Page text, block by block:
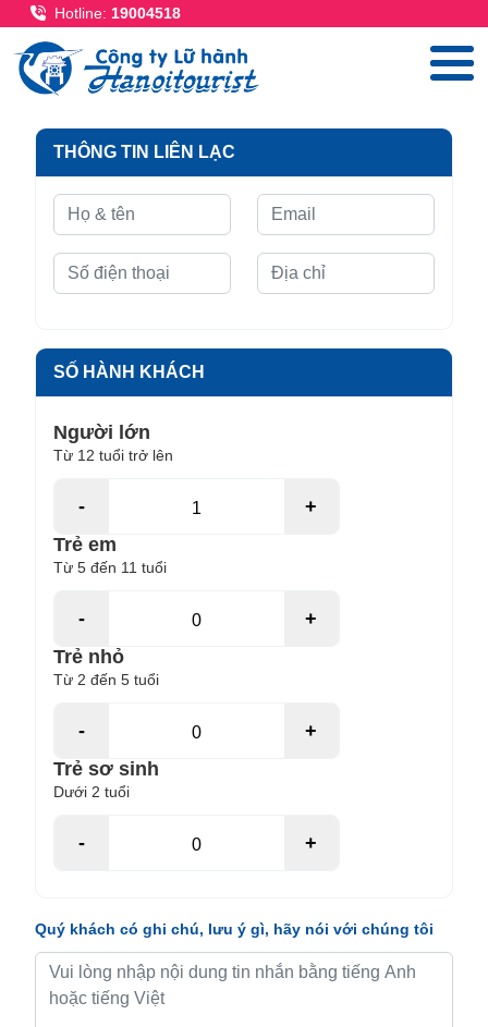
Hotline: 19004518
THÔNG TIN LIÊN LẠC
SỐ HÀNH KHÁCH
Người lớn
Từ 12 tuổi trở lên
-
+
Trẻ em
Từ 5 đến 11 tuổi
-
+
Trẻ nhỏ
Từ 2 đến 5 tuổi
-
+
Trẻ sơ sinh
Dưới 2 tuổi
- +
Quý khách có ghi chú, lưu ý gì, hãy nói với chúng tôi